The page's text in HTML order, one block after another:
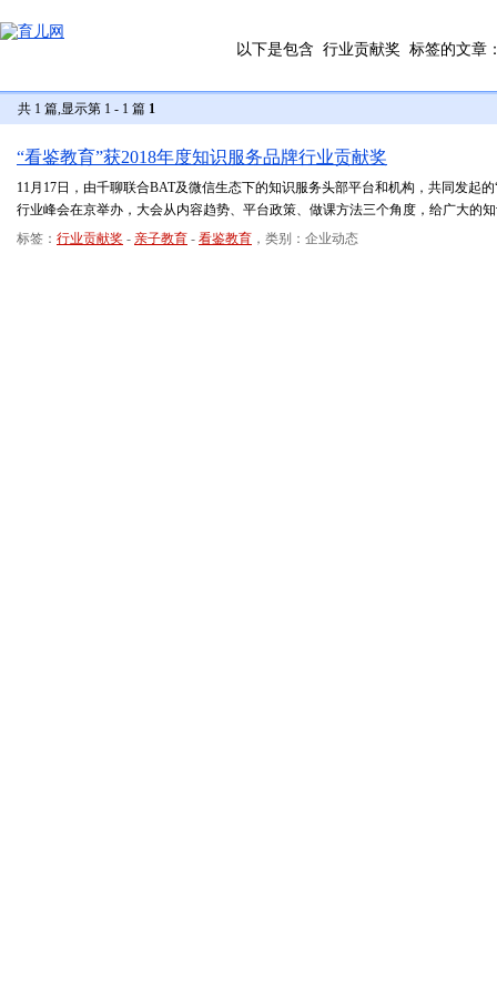
以下是包含 行业贡献奖 标签的文章
共 1 篇,显示第 1 - 1 篇 1
“看鉴教育”获2018年度知识服务品牌行业贡献奖
11月17日，由千聊联合BAT及微信生态下的知识服务头部平台和机构，共同发起
行业峰会在京举办，大会从内容趋势、平台政策、做课方法三个角度，给广大的
标签： 行业贡献奖 - 亲子教育 - 看鉴教育 ，类别：企业动态